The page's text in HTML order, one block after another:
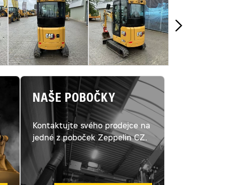
NAŠE POBOČKY
Kontaktujte svého prodejce na
jedné z poboček Zeppelin CZ.